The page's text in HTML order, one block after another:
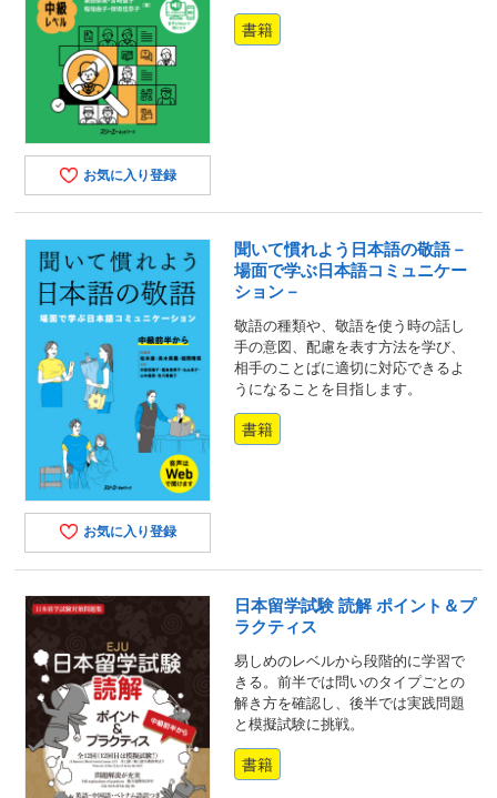
お気に入り登録
書籍
お気に入り登録
聞いて慣れよう日本語の敬語－
場面で学ぶ日本語コミュニケー
ション－
敬語の種類や、敬語を使う時の話し
手の意図、配慮を表す方法を学び、
相手のことばに適切に対応できるよ
うになることを目指します。
書籍
日本留学試験 読解 ポイント＆プ
ラクティス
易しめのレベルから段階的に学習で
きる。前半では問いのタイプごとの
解き方を確認し、後半では実践問題
と模擬試験に挑戦。
書籍